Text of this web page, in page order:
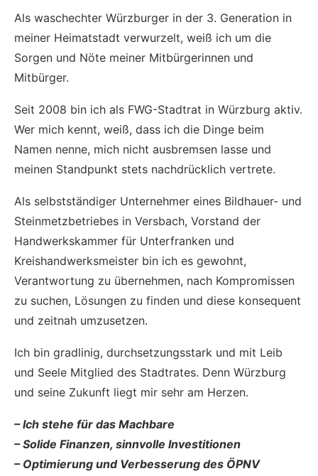
Als waschechter Würzburger in der 3. Generation in
meiner Heimatstadt verwurzelt, weiß ich um die
Sorgen und Nöte meiner Mitbürgerinnen und
Mitbürger.
Seit 2008 bin ich als FWG-Stadtrat in Würzburg aktiv.
Wer mich kennt, weiß, dass ich die Dinge beim
Namen nenne, mich nicht ausbremsen lasse und
meinen Standpunkt stets nachdrücklich vertrete.
Als selbstständiger Unternehmer eines Bildhauer- und
Steinmetzbetriebes in Versbach, Vorstand der
Handwerkskammer für Unterfranken und
Kreishandwerksmeister bin ich es gewohnt,
Verantwortung zu übernehmen, nach Kompromissen
zu suchen, Lösungen zu finden und diese konsequent
und zeitnah umzusetzen.
Ich bin gradlinig, durchsetzungsstark und mit Leib
und Seele Mitglied des Stadtrates. Denn Würzburg
und seine Zukunft liegt mir sehr am Herzen.
– Ich stehe für das Machbare
– Solide Finanzen, sinnvolle Investitionen
– Optimierung und Verbesserung des ÖPNV